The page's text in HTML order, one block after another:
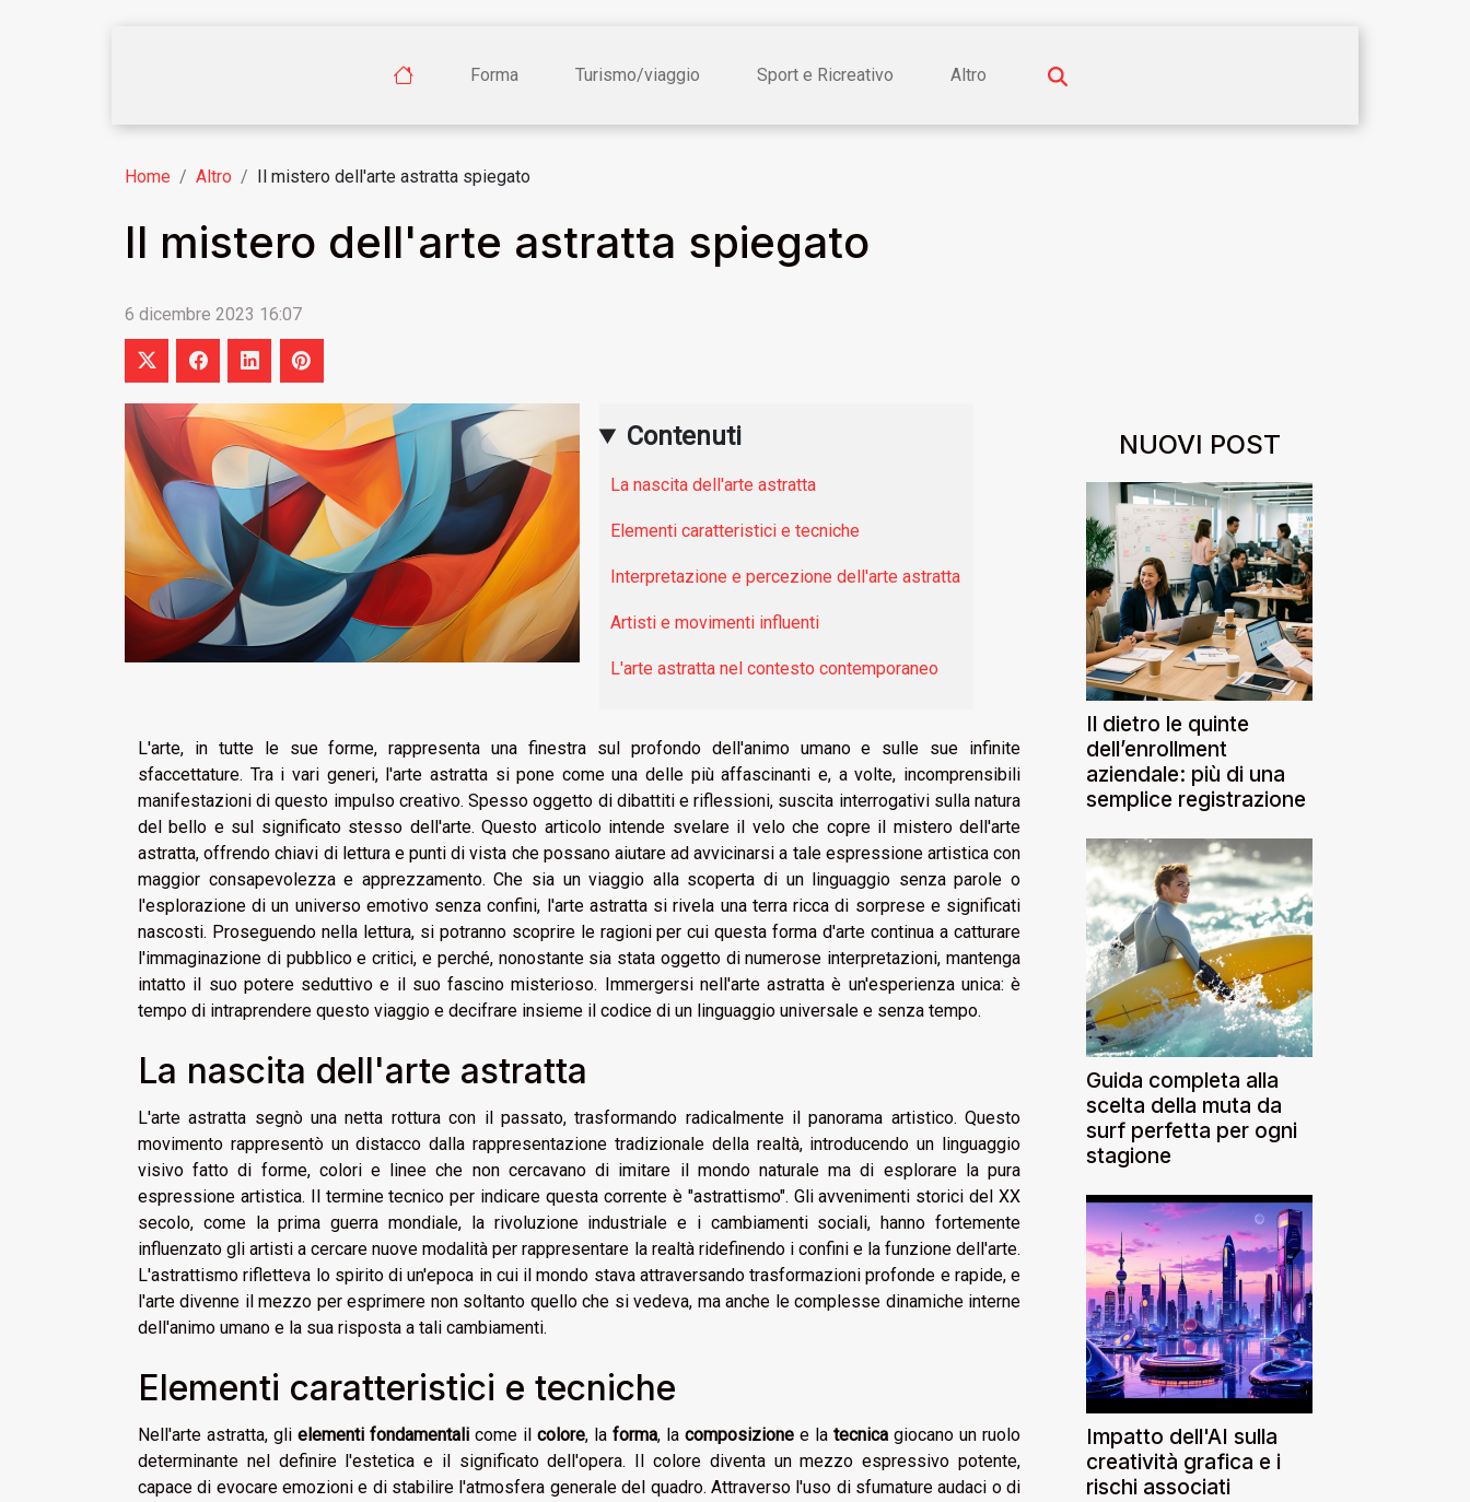
Forma Turismo/viaggio Sport e Ricreativo Altro
Home Altro Il mistero dell'arte astratta spiegato
Il mistero dell'arte astratta spiegato
6 dicembre 2023 16:07
Contenuti
La nascita dell'arte astratta
Elementi caratteristici e tecniche
Interpretazione e percezione dell'arte astratta
Artisti e movimenti influenti
L'arte astratta nel contesto contemporaneo
L'arte, in tutte le sue forme, rappresenta una finestra sul profondo dell'animo umano e sulle sue infinite
sfaccettature. Tra i vari generi, l'arte astratta si pone come una delle più affascinanti e, a volte, incomprensibili
manifestazioni di questo impulso creativo. Spesso oggetto di dibattiti e riflessioni, suscita interrogativi sulla natura
del bello e sul significato stesso dell'arte. Questo articolo intende svelare il velo che copre il mistero dell'arte
astratta, offrendo chiavi di lettura e punti di vista che possano aiutare ad avvicinarsi a tale espressione artistica con
maggior consapevolezza e apprezzamento. Che sia un viaggio alla scoperta di un linguaggio senza parole o
l'esplorazione di un universo emotivo senza confini, l'arte astratta si rivela una terra ricca di sorprese e significati
nascosti. Proseguendo nella lettura, si potranno scoprire le ragioni per cui questa forma d'arte continua a catturare
l'immaginazione di pubblico e critici, e perché, nonostante sia stata oggetto di numerose interpretazioni, mantenga
intatto il suo potere seduttivo e il suo fascino misterioso. Immergersi nell'arte astratta è un'esperienza unica: è
tempo di intraprendere questo viaggio e decifrare insieme il codice di un linguaggio universale e senza tempo.
La nascita dell'arte astratta
L'arte astratta segnò una netta rottura con il passato, trasformando radicalmente il panorama artistico. Questo
movimento rappresentò un distacco dalla rappresentazione tradizionale della realtà, introducendo un linguaggio
visivo fatto di forme, colori e linee che non cercavano di imitare il mondo naturale ma di esplorare la pura
espressione artistica. Il termine tecnico per indicare questa corrente è "astrattismo". Gli avvenimenti storici del XX
secolo, come la prima guerra mondiale, la rivoluzione industriale e i cambiamenti sociali, hanno fortemente
influenzato gli artisti a cercare nuove modalità per rappresentare la realtà ridefinendo i confini e la funzione dell'arte.
L'astrattismo rifletteva lo spirito di un'epoca in cui il mondo stava attraversando trasformazioni profonde e rapide, e
l'arte divenne il mezzo per esprimere non soltanto quello che si vedeva, ma anche le complesse dinamiche interne
dell'animo umano e la sua risposta a tali cambiamenti.
Elementi caratteristici e tecniche
Nell'arte astratta, gli elementi fondamentali come il colore, la forma, la composizione e la tecnica giocano un ruolo
determinante nel definire l'estetica e il significato dell'opera. Il colore diventa un mezzo espressivo potente,
capace di evocare emozioni e di stabilire l'atmosfera generale del quadro. Attraverso l'uso di sfumature audaci o di
NUOVI POST
Il dietro le quinte
dell’enrollment
aziendale: più di una
semplice registrazione
Guida completa alla
scelta della muta da
surf perfetta per ogni
stagione
Impatto dell'AI sulla
creatività grafica e i
rischi associati